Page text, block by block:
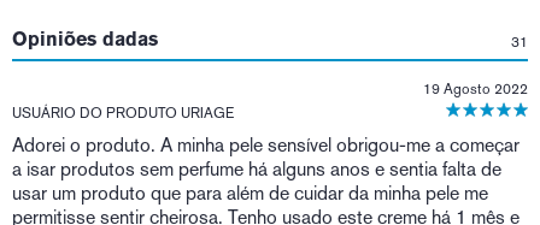
Opiniões dadas 31
USUÁRIO DO PRODUTO URIAGE
19 Agosto 2022
Adorei o produto. A minha pele sensível obrigou-me a começar
a isar produtos sem perfume há alguns anos e sentia falta de
usar um produto que para além de cuidar da minha pele me
permitisse sentir cheirosa. Tenho usado este creme há 1 mês e